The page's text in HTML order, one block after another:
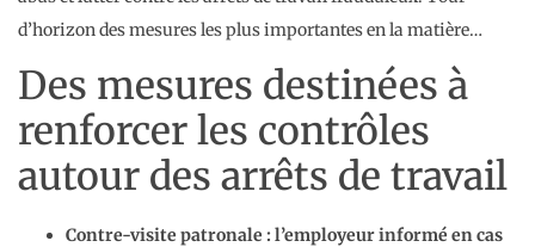
d’horizon des mesures les plus importantes en la matière…
Des mesures destinées à
renforcer les contrôles
autour des arrêts de travail
Contre-visite patronale : l’employeur informé en cas